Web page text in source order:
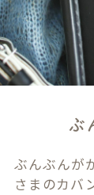
ぶ
ぶんぶんが
さまのカバ